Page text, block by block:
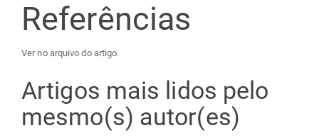
Referências
Ver no arquivo do artigo.
Artigos mais lidos pelo
mesmo(s) autor(es)